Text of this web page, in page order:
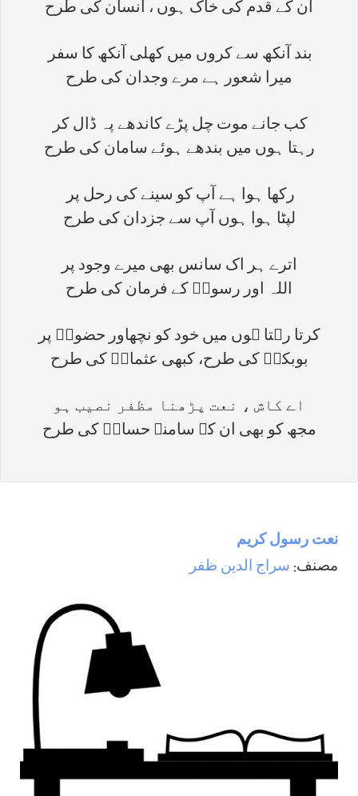
اُن کے قدم کی خاک ہوں ، انسان کی طرح
بند آنکھ سے کروں میں کھلی آنکھ کا سفر
میرا شعور ہے مرے وجدان کی طرح
کب جانے موت چل پڑے کاندھے پہ ڈال کر
رہتا ہوں میں بندھے ہوئے سامان کی طرح
رکھا ہوا ہے آپ کو سینے کی رحل پر
لپٹا ہوا ہوں آپ سے جزدان کی طرح
اترے ہر اک سانس بھی میرے وجود پر
اللہ اور رسولؐ کے فرمان کی طرح
کرتا رہتا ہوں میں خود کو نچھاور حضورؐ پر
بوبکرؓ کی طرح، کبھی عثمانؓ کی طرح
اے کاش ، نعت پڑھنا مظفر نصیب ہو
مجھ کو بھی ان کے سامنے حسانؓ کی طرح
نعت رسول كريم
مصنف: سراج الدين ظفر